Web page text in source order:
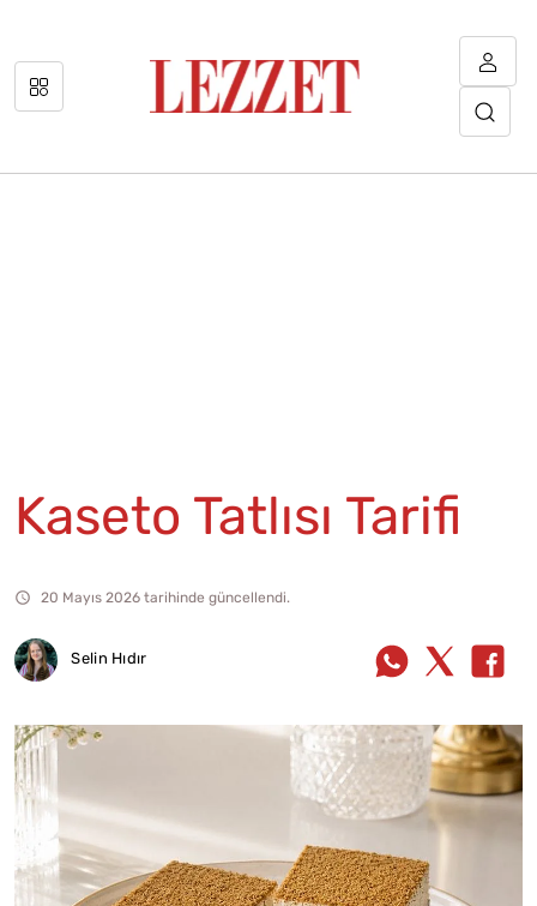
Kaseto Tatlısı Tarifi
20 Mayıs 2026 tarihinde güncellendi.
Selin Hıdır